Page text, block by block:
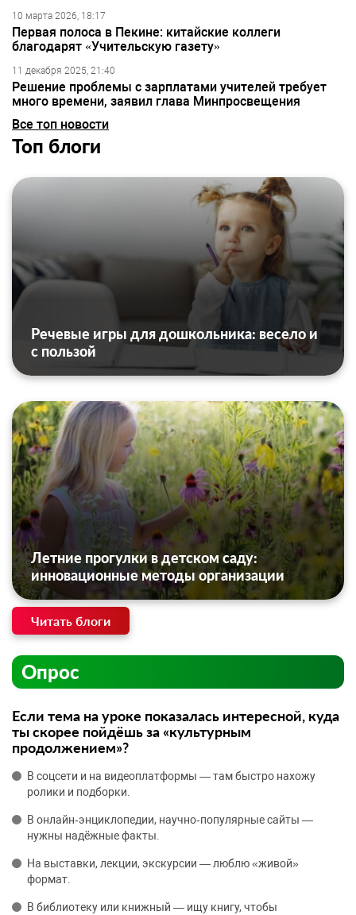
10 марта 2026, 18:17
Первая полоса в Пекине: китайские коллеги
благодарят «Учительскую газету»
11 декабря 2025, 21:40
Решение проблемы с зарплатами учителей требует
много времени, заявил глава Минпросвещения
Все топ новости
Топ блоги
Речевые игры для дошкольника: весело и
с пользой
Летние прогулки в детском саду:
инновационные методы организации
Читать блоги
Опрос
Если тема на уроке показалась интересной, куда
ты скорее пойдёшь за «культурным
продолжением»?
В соцсети и на видеоплатформы — там быстро нахожу
ролики и подборки.
В онлайн‑энциклопедии, научно‑популярные сайты —
нужны надёжные факты.
На выставки, лекции, экскурсии — люблю «живой»
формат.
В библиотеку или книжный — ищу книгу, чтобы